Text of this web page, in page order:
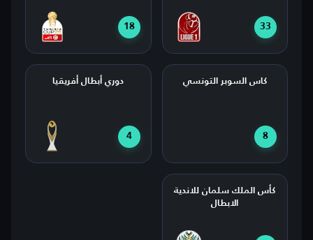
33
18
كاس السوبر التونسي
8
دوري أبطال أفريقيا
4
كأس الملك سلمان للاندية
الابطال